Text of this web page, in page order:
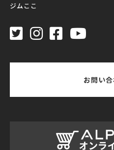
ジムここ
お問い